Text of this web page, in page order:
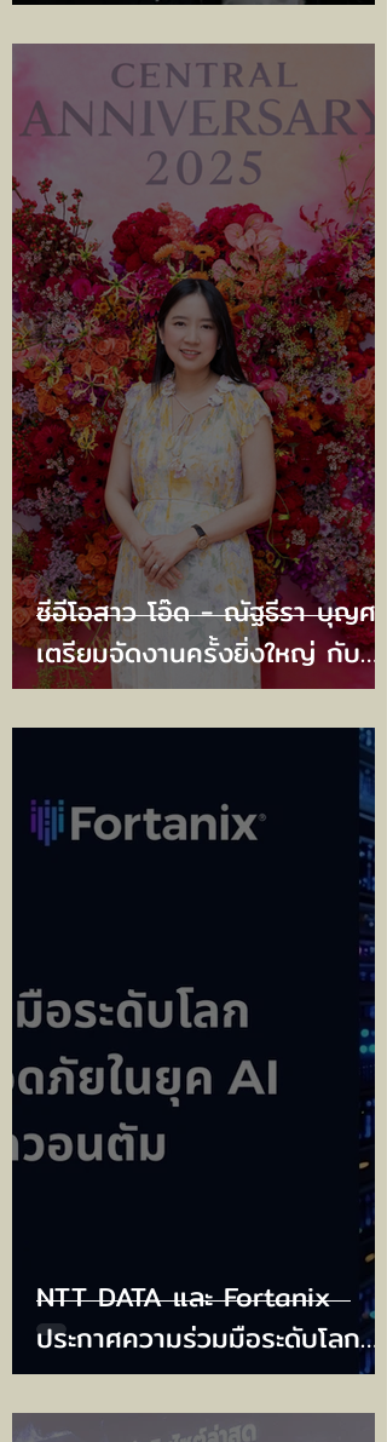
บัสวีไอพี รองรับเกือบ 700 ชีวิต
เปิดลงทะเบียน 20 พฤศจิกายนนี้
ซีอีโอสาว โอ๊ด - ณัฐธีรา บุญศรี
เตรียมจัดงานครั้งยิ่งใหญ่ กับ
“CENTRAL 78TH
ANNIVERSARY 2025” ภายใต้
WITH EVERY VISIT”
NTT DATA และ Fortanix
ประกาศความร่วมมือระดับโลก
เพื่อเสริมความปลอดภัยในยุค AI
และหลังยุควควอนตัม